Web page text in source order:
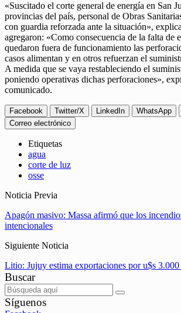
«Suscitado el corte general de energía en San
provincias del país, personal de Obras
con guardia reforzada ante la situación»,
agregaron: «Como consecuencia de la falta de
quedaron fuera de funcionamiento las
casos alimentan y en otros refuerzan el
A medida que se vaya restableciendo el
poniendo operativas dichas perforaciones»,
comunicado.
Facebook Twitter/X LinkedIn WhatsApp
Correo electrónico
Etiquetas
agua
corte de luz
osse
Noticia Previa
Apagón masivo: Massa afirmó que los
intencionales
Siguiente Noticia
Litio: Jujuy estima exportaciones por u$s 3.000
Buscar
Síguenos